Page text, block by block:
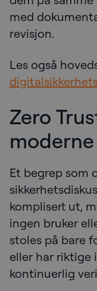
med
revisjon.
Les også
Zero
Et begrep som
komplisert ut,
ingen bruker
stoles på bare
eller har riktige
kontinuerlig